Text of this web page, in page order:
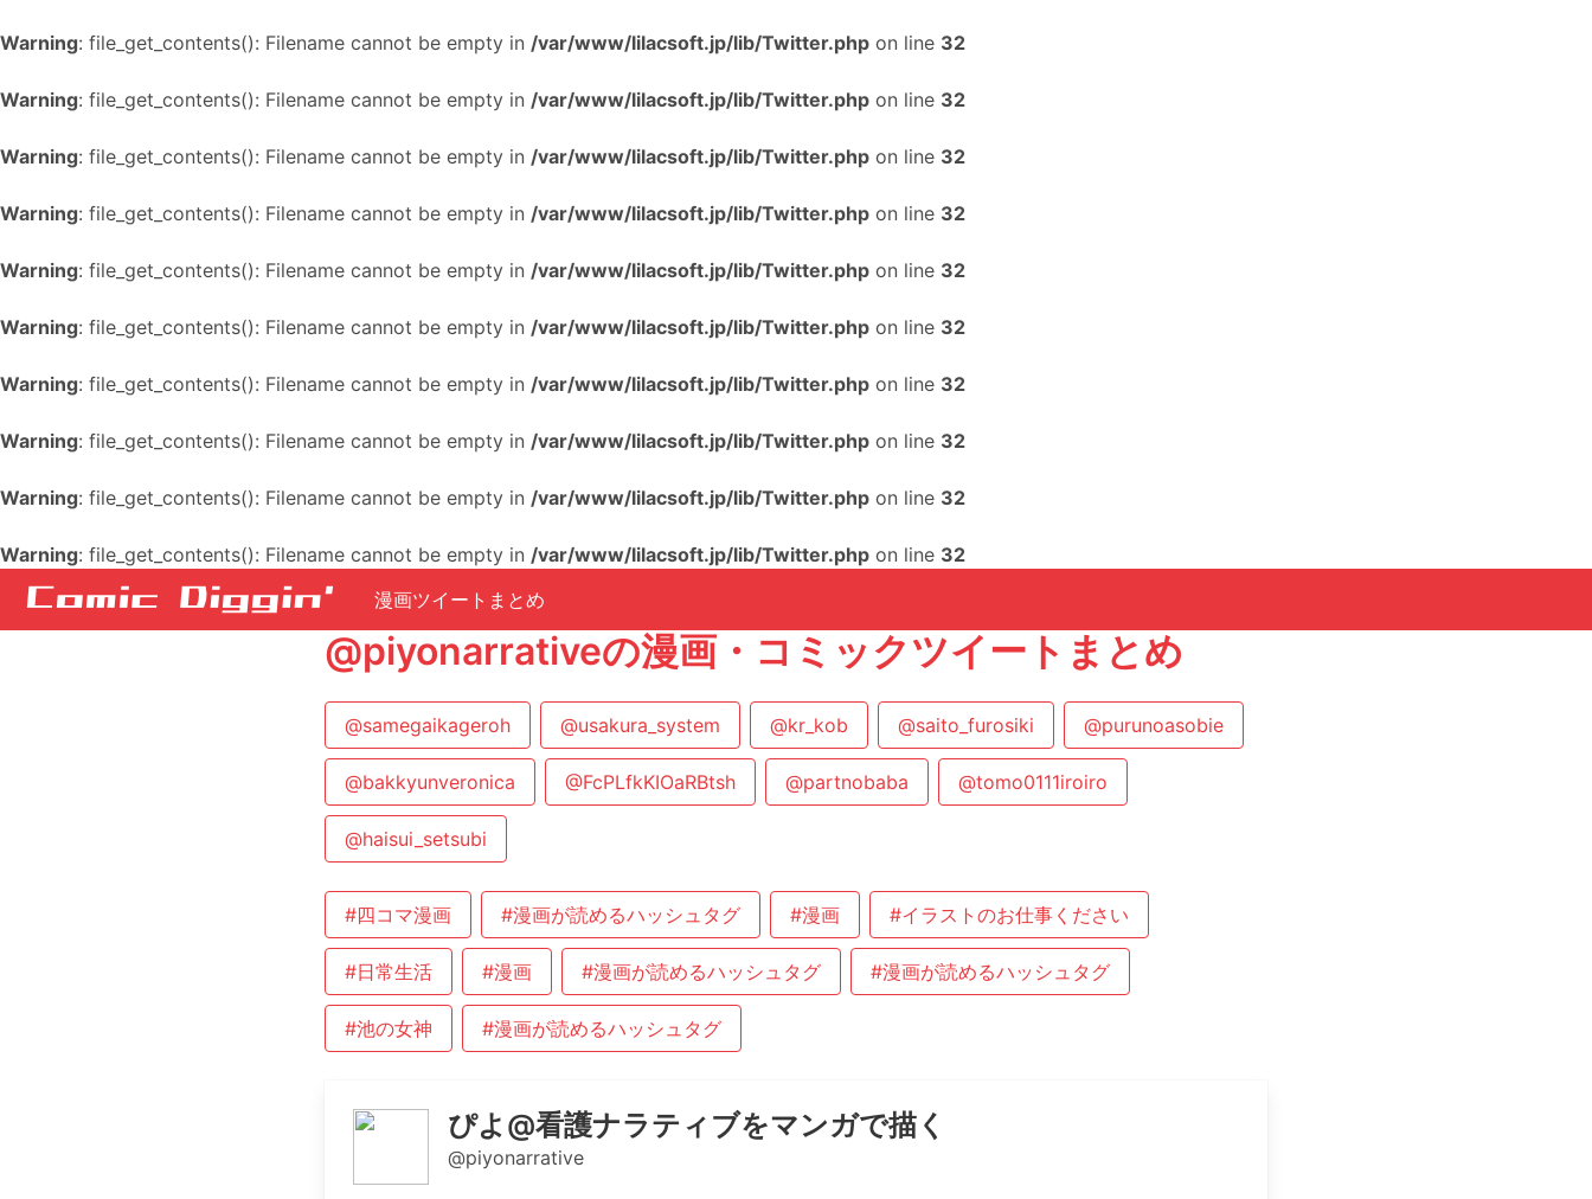
Warning: file_get_contents(): Filename cannot be empty in /var/www/lilacsoft.jp/lib/Twitter.php on line 32
Warning: file_get_contents(): Filename cannot be empty in /var/www/lilacsoft.jp/lib/Twitter.php on line 32
Warning: file_get_contents(): Filename cannot be empty in /var/www/lilacsoft.jp/lib/Twitter.php on line 32
Warning: file_get_contents(): Filename cannot be empty in /var/www/lilacsoft.jp/lib/Twitter.php on line 32
Warning: file_get_contents(): Filename cannot be empty in /var/www/lilacsoft.jp/lib/Twitter.php on line 32
Warning: file_get_contents(): Filename cannot be empty in /var/www/lilacsoft.jp/lib/Twitter.php on line 32
Warning: file_get_contents(): Filename cannot be empty in /var/www/lilacsoft.jp/lib/Twitter.php on line 32
Warning: file_get_contents(): Filename cannot be empty in /var/www/lilacsoft.jp/lib/Twitter.php on line 32
Warning: file_get_contents(): Filename cannot be empty in /var/www/lilacsoft.jp/lib/Twitter.php on line 32
Warning: file_get_contents(): Filename cannot be empty in /var/www/lilacsoft.jp/lib/Twitter.php on line 32
漫画ツイートまとめ
@piyonarrativeの漫画・コミックツイートまとめ
@samegaikageroh @usakura_system @kr_kob @saito_furosiki @purunoasobie
@bakkyunveronica @FcPLfkKIOaRBtsh @partnobaba @tomo0111iroiro
@haisui_setsubi
#四コマ漫画 #漫画が読めるハッシュタグ #漫画 #イラストのお仕事ください
#日常生活 #漫画 #漫画が読めるハッシュタグ #漫画が読めるハッシュタグ
#池の女神 #漫画が読めるハッシュタグ
ぴよ@看護ナラティブをマンガで描く
@piyonarrative